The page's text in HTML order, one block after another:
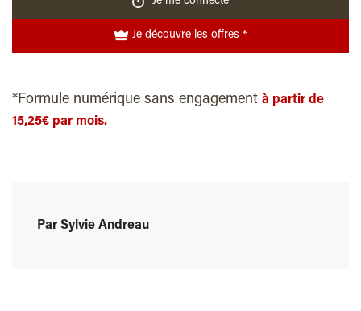
Je découvre les offres *
*Formule numérique sans engagement à partir de
15,25€ par mois.
Par Sylvie Andreau